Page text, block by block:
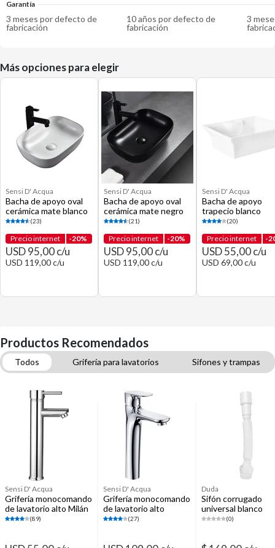
Garantía
3 meses por defecto de
fabricación
10 años por defecto de
fabricación
3
Más opciones para elegir
Sensi D' Acqua
Bacha de apoyo oval
cerámica mate blanco
(23)
Precio internet -20%
USD 95,00 c/u
USD 119,00 c/u
Sensi D' Acqua
Bacha de apoyo oval
cerámica mate negro
(21)
Precio internet -20%
USD 95,00 c/u
USD 119,00 c/u
Sensi D' Acqua
Bacha de apoyo
trapecio blanco
(20)
Precio internet -
USD 55,00 c/u
USD 69,00 c/u
Productos Recomendados
Todos Grifería para lavatorios
Sifones y trampas
Griferías para cocina
Grifería para bidet
Accesorios de pared para baño
Sensi D' Acqua
Grifería monocomando
de lavatorio alto Milán
(89)
Sensi D' Acqua
Grifería monocomando
de lavatorio alto
Vittorio(27)
Duda
Sifón corrugado
universal blanco
(0)